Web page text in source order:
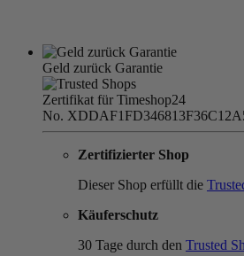
Geld zurück Garantie
Zertifikat für Timeshop24
No.
Zertifizierter Shop
Dieser Shop erfüllt die
Käuferschutz
30 Tage durch den Trusted